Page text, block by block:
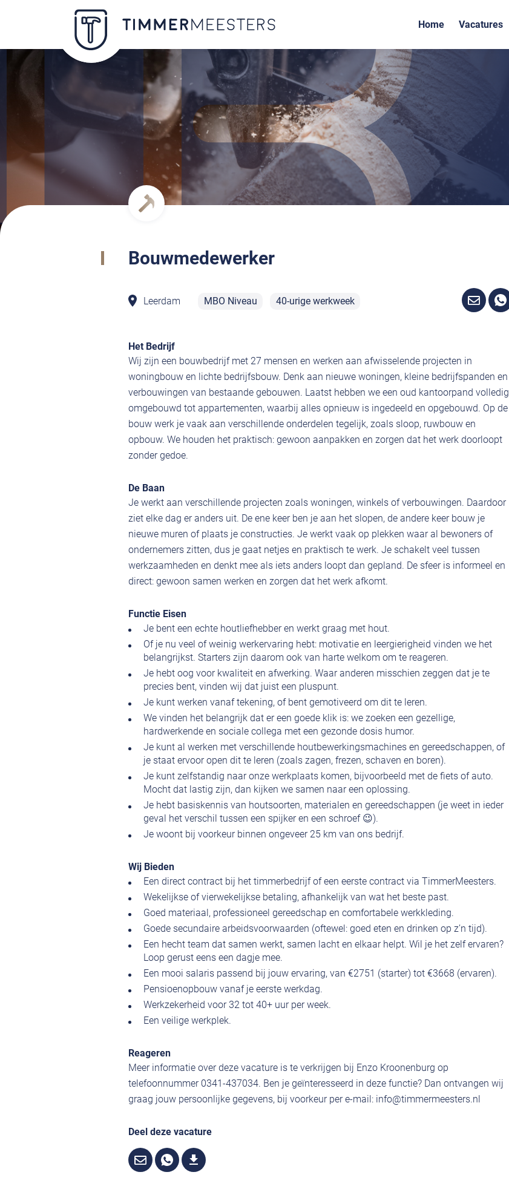
Home Vacatures
Bouwmedewerker
Leerdam MBO Niveau 40-urige werkweek
Het Bedrijf
Wij zijn een bouwbedrijf met 27 mensen en werken aan afwisselende projecten in
woningbouw en lichte bedrijfsbouw. Denk aan nieuwe woningen, kleine bedrijfspanden en
verbouwingen van bestaande gebouwen. Laatst hebben we een oud kantoorpand volledig
omgebouwd tot appartementen, waarbij alles opnieuw is ingedeeld en opgebouwd. Op de
bouw werk je vaak aan verschillende onderdelen tegelijk, zoals sloop, ruwbouw en
opbouw. We houden het praktisch: gewoon aanpakken en zorgen dat het werk doorloopt
zonder gedoe.
De Baan
Je werkt aan verschillende projecten zoals woningen, winkels of verbouwingen. Daardoor
ziet elke dag er anders uit. De ene keer ben je aan het slopen, de andere keer bouw je
nieuwe muren of plaats je constructies. Je werkt vaak op plekken waar al bewoners of
ondernemers zitten, dus je gaat netjes en praktisch te werk. Je schakelt veel tussen
werkzaamheden en denkt mee als iets anders loopt dan gepland. De sfeer is informeel en
direct: gewoon samen werken en zorgen dat het werk afkomt.
Functie Eisen
Je bent een echte houtliefhebber en werkt graag met hout.
Of je nu veel of weinig werkervaring hebt: motivatie en leergierigheid vinden we het
belangrijkst. Starters zijn daarom ook van harte welkom om te reageren.
Je hebt oog voor kwaliteit en afwerking. Waar anderen misschien zeggen dat je te
precies bent, vinden wij dat juist een pluspunt.
Je kunt werken vanaf tekening, of bent gemotiveerd om dit te leren.
We vinden het belangrijk dat er een goede klik is: we zoeken een gezellige,
hardwerkende en sociale collega met een gezonde dosis humor.
Je kunt al werken met verschillende houtbewerkingsmachines en gereedschappen, of
je staat ervoor open dit te leren (zoals zagen, frezen, schaven en boren).
Je kunt zelfstandig naar onze werkplaats komen, bijvoorbeeld met de fiets of auto.
Mocht dat lastig zijn, dan kijken we samen naar een oplossing.
Je hebt basiskennis van houtsoorten, materialen en gereedschappen (je weet in ieder
geval het verschil tussen een spijker en een schroef 😉).
Je woont bij voorkeur binnen ongeveer 25 km van ons bedrijf.
Wij Bieden
Een direct contract bij het timmerbedrijf of een eerste contract via TimmerMeesters.
Wekelijkse of vierwekelijkse betaling, afhankelijk van wat het beste past.
Goed materiaal, professioneel gereedschap en comfortabele werkkleding.
Goede secundaire arbeidsvoorwaarden (oftewel: goed eten en drinken op z’n tijd).
Een hecht team dat samen werkt, samen lacht en elkaar helpt. Wil je het zelf ervaren?
Loop gerust eens een dagje mee.
Een mooi salaris passend bij jouw ervaring, van €2751 (starter) tot €3668 (ervaren).
Pensioenopbouw vanaf je eerste werkdag.
Werkzekerheid voor 32 tot 40+ uur per week.
Een veilige werkplek.
Reageren
Meer informatie over deze vacature is te verkrijgen bij Enzo Kroonenburg op
telefoonnummer 0341-437034. Ben je geïnteresseerd in deze functie? Dan ontvangen wij
graag jouw persoonlijke gegevens, bij voorkeur per e-mail: info@timmermeesters.nl
Deel deze vacature